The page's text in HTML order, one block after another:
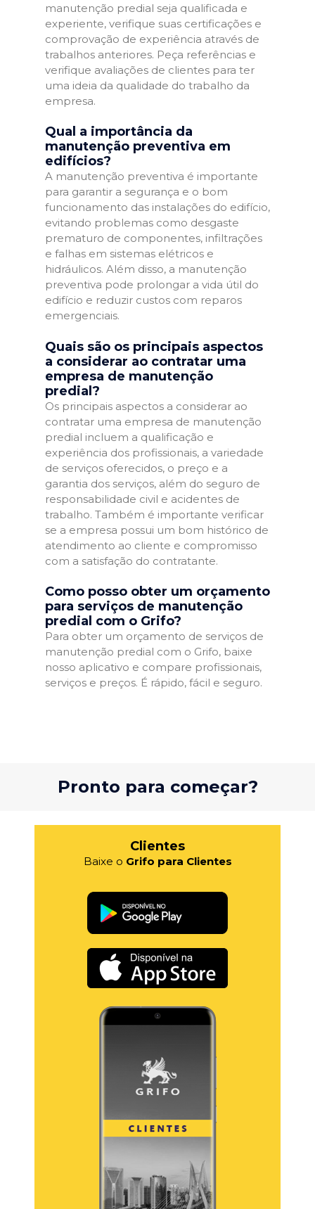
manutenção predial seja qualificada e
experiente, verifique suas certificações e
comprovação de experiência através de
trabalhos anteriores. Peça referências e
verifique avaliações de clientes para ter
uma ideia da qualidade do trabalho da
empresa.
Qual a importância da
manutenção preventiva em
edifícios?
A manutenção preventiva é importante
para garantir a segurança e o bom
funcionamento das instalações do edifício,
evitando problemas como desgaste
prematuro de componentes, infiltrações
e falhas em sistemas elétricos e
hidráulicos. Além disso, a manutenção
preventiva pode prolongar a vida útil do
edifício e reduzir custos com reparos
emergenciais.
Quais são os principais aspectos
a considerar ao contratar uma
empresa de manutenção
predial?
Os principais aspectos a considerar ao
contratar uma empresa de manutenção
predial incluem a qualificação e
experiência dos profissionais, a variedade
de serviços oferecidos, o preço e a
garantia dos serviços, além do seguro de
responsabilidade civil e acidentes de
trabalho. Também é importante verificar
se a empresa possui um bom histórico de
atendimento ao cliente e compromisso
com a satisfação do contratante.
Como posso obter um orçamento
para serviços de manutenção
predial com o Grifo?
Para obter um orçamento de serviços de
manutenção predial com o Grifo, baixe
nosso aplicativo e compare profissionais,
serviços e preços. É rápido, fácil e seguro.
Pronto para começar?
Clientes
Baixe o Grifo para Clientes